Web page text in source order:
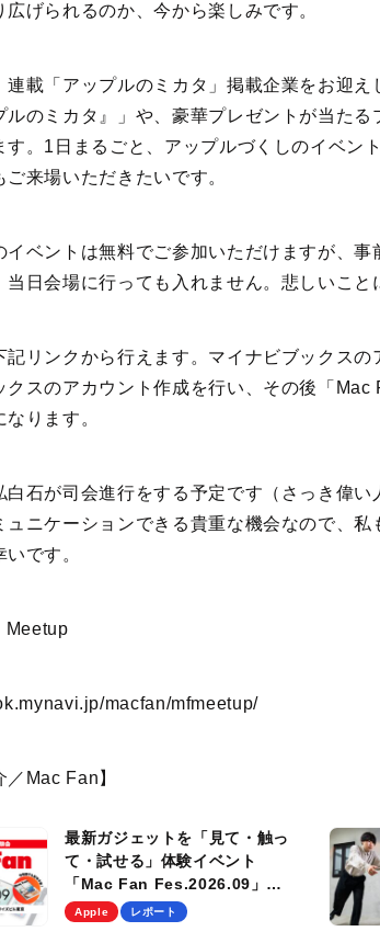
広げられるのか、今から楽しみです。
連載「アップルのミカタ」掲載企業をお迎
ルのミカタ』」や、豪華プレゼントが当た
す。1日まるごと、アップルづくしのイベン
ご来場いただきたいです。
イベントは無料でご参加いただけますが、
当日会場に行っても入れません。悲しいこと
記リンクから行えます。マイナビブックス
クスのアカウント作成を行い、その後「
ります。
白石が司会進行をする予定です（さっき偉
ュニケーションできる貴重な機会なので、
です。
Meetup
macfan/mfmeetup/
／Mac Fan】
最新ガジェットを「見て・触っ
て・試せる」体験イベント
「Mac Fan Fes.2026.09」
を、9月26日（土）に開催しま
Apple レポート